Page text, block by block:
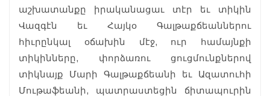
աշխատանքը իրականացաւ տէր եւ տիկին
Վազգէն եւ Հայկօ Գալթաքճեաններու
հիւրընկալ օճախին մէջ, ուր համայնքի
տիկինները, փորձա­ռու ցուցմունքներով
տիկնայք Մարի Գալթաքճեանի եւ Ազատուհի
Մութաֆեանի, պատ­րաստեցին ճիտապուրին